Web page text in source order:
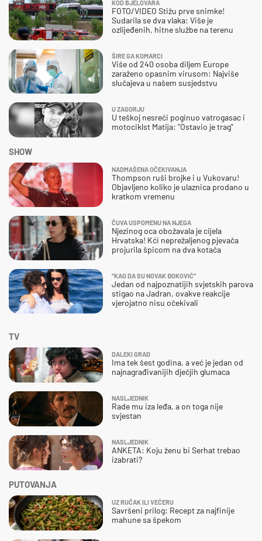
KOD BJELOVARA
FOTO/VIDEO Stižu prve snimke!
Sudarila se dva vlaka: Više je
ozlijeđenih, hitne službe na terenu
ŠIRE GA KOMARCI
Više od 240 osoba diljem Europe
zaraženo opasnim virusom: Najviše
slučajeva u našem susjedstvu
U ZAGORJU
U teškoj nesreći poginuo vatrogasac i
motociklst Matija: "Ostavio je trag"
SHOW
NADMAŠENA OČEKIVANJA
Thompson ruši brojke i u Vukovaru!
Objavljeno koliko je ulaznica prodano u
kratkom vremenu
ČUVA USPOMENU NA NJEGA
Njezinog oca obožavala je cijela
Hrvatska! Kći neprežaljenog pjevača
projurila špicom na dva kotača
"KAO DA SU NOVAK ĐOKOVIĆ"
Jedan od najpoznatijih svjetskih parova
stigao na Jadran, ovakve reakcije
vjerojatno nisu očekivali
TV
DALEKI GRAD
Ima tek šest godina, a već je jedan od
najnagrađivanijih dječjih glumaca
NASLJEDNIK
Rade mu iza leđa, a on toga nije
svjestan
NASLJEDNIK
ANKETA: Koju ženu bi Serhat trebao
izabrati?
PUTOVANJA
UZ RUČAK ILI VEČERU
Savršeni prilog: Recept za najfinije
mahune sa špekom